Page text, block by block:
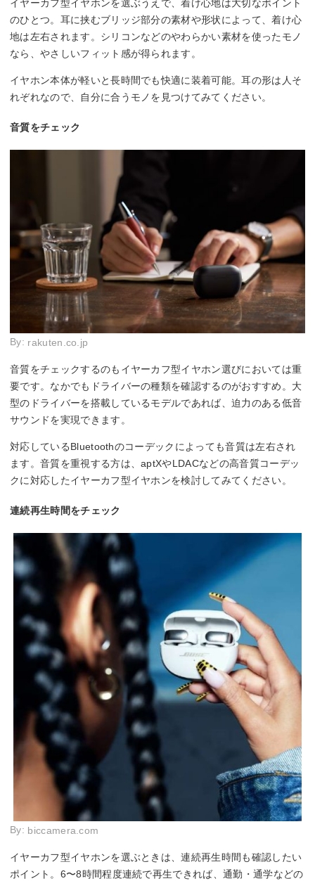
イヤーカフ型イヤホンを選ぶうえで、着け心地は大切なポイント
のひとつ。耳に挟むブリッジ部分の素材や形状によって、着け心
地は左右されます。シリコンなどのやわらかい素材を使ったモノ
なら、やさしいフィット感が得られます。
イヤホン本体が軽いと長時間でも快適に装着可能。耳の形は人そ
れぞれなので、自分に合うモノを見つけてみてください。
音質をチェック
By: rakuten.co.jp
音質をチェックするのもイヤーカフ型イヤホン選びにおいては重
要です。なかでもドライバーの種類を確認するのがおすすめ。大
型のドライバーを搭載しているモデルであれば、迫力のある低音
サウンドを実現できます。
対応しているBluetoothのコーデックによっても音質は左右され
ます。音質を重視する方は、aptXやLDACなどの高音質コーデッ
クに対応したイヤーカフ型イヤホンを検討してみてください。
連続再生時間をチェック
By: biccamera.com
イヤーカフ型イヤホンを選ぶときは、連続再生時間も確認したい
ポイント。6〜8時間程度連続で再生できれば、通勤・通学などの